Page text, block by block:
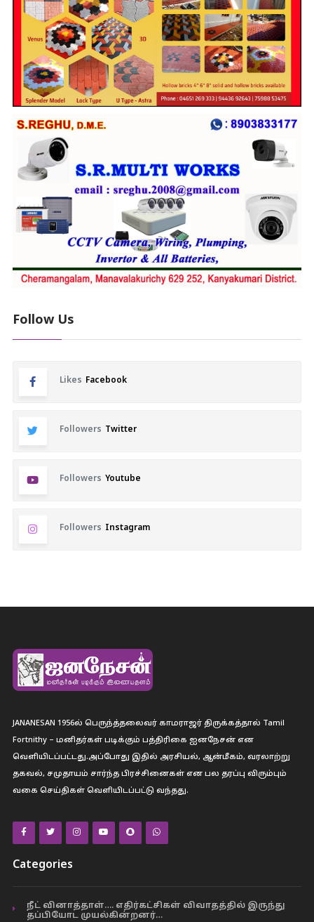
Follow Us
Likes Facebook
Followers Twitter
Followers Youtube
Followers Instagram
JANANESAN 1956ல் பெருந்த்தலைவர் காமராஜர் திருக்கத்தால் Tamil
Fortnithy – மனிதர்கள் படிக்கும் பத்திரிகை ஐனநேசன் என
வெளியிடப்பட்டது.அப்போது இதில் அரசியல், ஆன்மீகம், வரலாற்று
தகவல், சமுதாயம் சார்ந்த பிரச்சினைகள் என பல தரப்பு விரும்பும்
வகை செய்திகள் வெளியிடப்பட்டு வந்தது.
Categories
நீட் வினாத்தாள்…. எதிர்கட்சிகள் விவாதத்தில் இருந்து
தப்பியோட முயல்கின்றனர்…